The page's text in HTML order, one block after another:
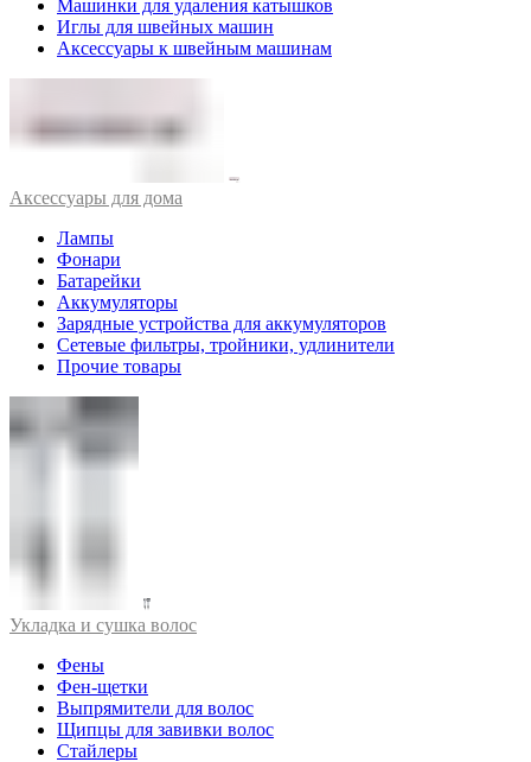
Машинки для удаления катышков
Иглы для швейных машин
Аксессуары к швейным машинам
Аксессуары для дома
Лампы
Фонари
Батарейки
Аккумуляторы
Зарядные устройства для аккумуляторов
Сетевые фильтры, тройники, удлинители
Прочие товары
Укладка и сушка волос
Фены
Фен-щетки
Выпрямители для волос
Щипцы для завивки волос
Стайлеры